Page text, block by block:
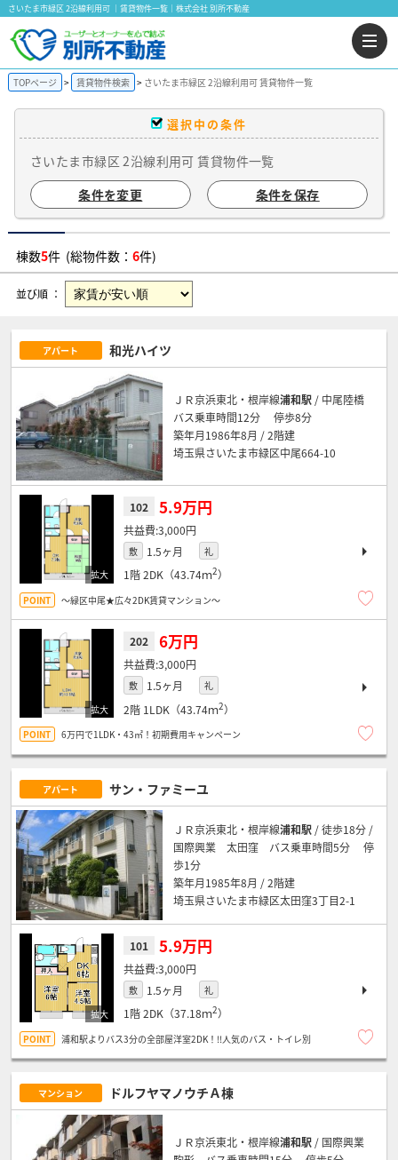
さいたま市緑区 2沿線利用可 ｜賃貸物件一覧｜株式会社 別所不動産
TOPページ 賃貸物件検索 さいたま市緑区 2沿線利用可 賃貸物件一覧
選択中の条件
さいたま市緑区 2沿線利用可 賃貸物件一覧
条件を変更
条件を保存
棟数5件 (総物件数： 6件)
並び順 ：
アパート 和光ハイツ
ＪＲ京浜東北・根岸線浦和駅 / 中尾陸橋
バス乗車時間12分 停歩8分
築年月1986年8月 / 2階建
埼玉県さいたま市緑区中尾664-10
102 5.9万円
3,000円
敷 1.5ヶ月 礼
1階2DK（43.74ｍ2）
～緑区中尾★広々2DK賃貸マンション～
202 6万円
3,000円
敷 1.5ヶ月 礼
2階 1LDK（43.74ｍ2）
6万円で1LDK・43㎡！初期費用キャンペーン
アパート サン・ファミーユ
ＪＲ京浜東北・根岸線浦和駅 / 徒歩18分 /
国際興業 太田窪 バス乗車時間5分 停
歩1分
築年月1985年8月 / 2階建
埼玉県さいたま市緑区太田窪3丁目2-1
101 5.9万円
3,000円
敷 1.5ヶ月 礼
1階2DK（37.18ｍ2）
浦和駅よりバス3分の全部屋洋室2DK！!!人気のバス・トイレ別
マンション ドルフヤマノウチＡ棟
ＪＲ京浜東北・根岸線浦和駅 / 国際興業